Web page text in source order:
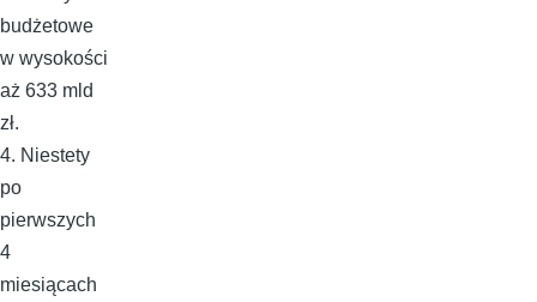
budżetowe
w wysokości
aż 633 mld
zł.
4. Niestety
po
pierwszych
4
miesiącach